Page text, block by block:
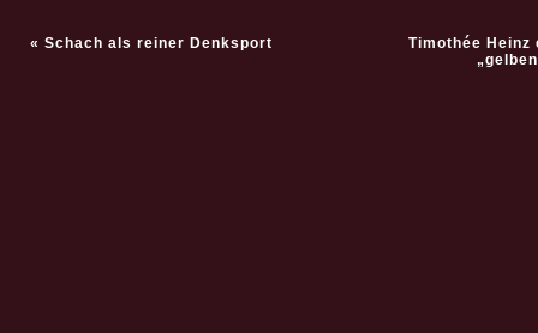
« Schach als reiner Denksport
Timothée Heinz